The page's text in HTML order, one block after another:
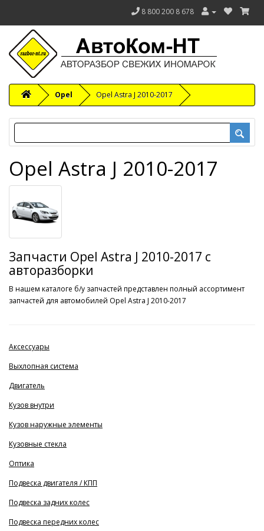
8 800 200 8 678
Opel Opel Astra J 2010-2017
Opel Astra J 2010-2017
Запчасти Opel Astra J 2010-2017 с
авторазборки
В нашем каталоге б/у запчастей представлен полный ассортимент
запчастей для автомобилей Opel Astra J 2010-2017
Аксессуары
Выхлопная система
Двигатель
Кузов внутри
Кузов наружные элементы
Кузовные стекла
Оптика
Подвеска двигателя / КПП
Подвеска задних колес
Подвеска передних колес